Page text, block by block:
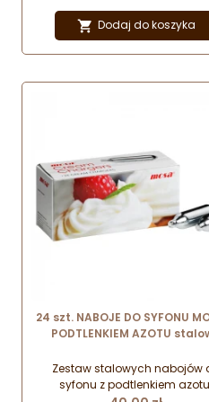
perfekcyjnego dekorowania
mlekiem - Latte Art. Niezbędny
element w każdej kawiarni!
 Dodaj do koszyka
24 szt. NABOJE DO SYFONU
PODTLENKIEM AZOTU
zawartości czystego gazu -
Zestaw stalowych nabojów
syfonu z podtlenkiem